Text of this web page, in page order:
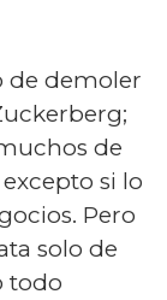
de demoler
de
si lo
Pero
solo de
todo